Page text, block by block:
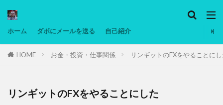
ホーム ダボにメールを送る 自己紹介
HOME お金・投資・仕事関係 リンギットのFXをやることに
リンギットのFXをやることにした
タグ
マレーシア動画
ヨーグルト